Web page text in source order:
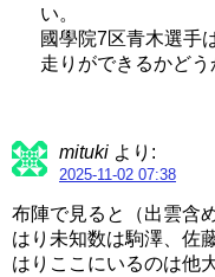
い。
國學院7区青木選手
走りができるかどう
mituki より:
2025-11-02 07:38
布陣で見ると（出雲含
はり未知数は駒澤、佐
はりここにいるのは他